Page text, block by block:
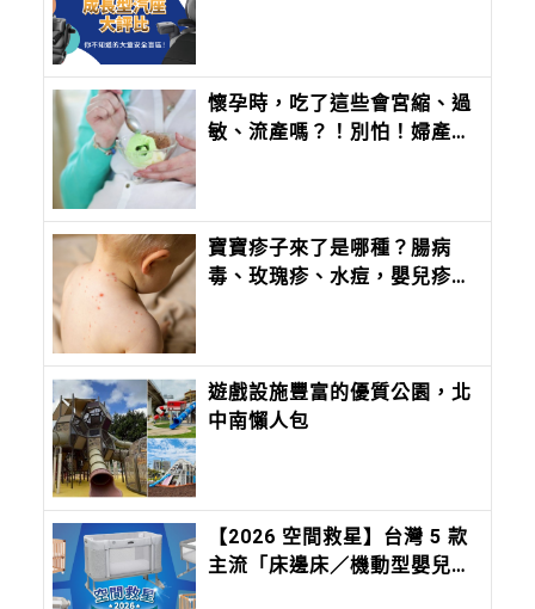
懷孕時，吃了這些會宮縮、過
敏、流產嗎？！別怕！婦產科
寶寶疹子來了是哪種？腸病
毒、玫瑰疹、水痘，嬰兒疹子
遊戲設施豐富的優質公園，北
中南懶人包
【2026 空間救星】台灣 5 款
主流「床邊床／機動型嬰兒